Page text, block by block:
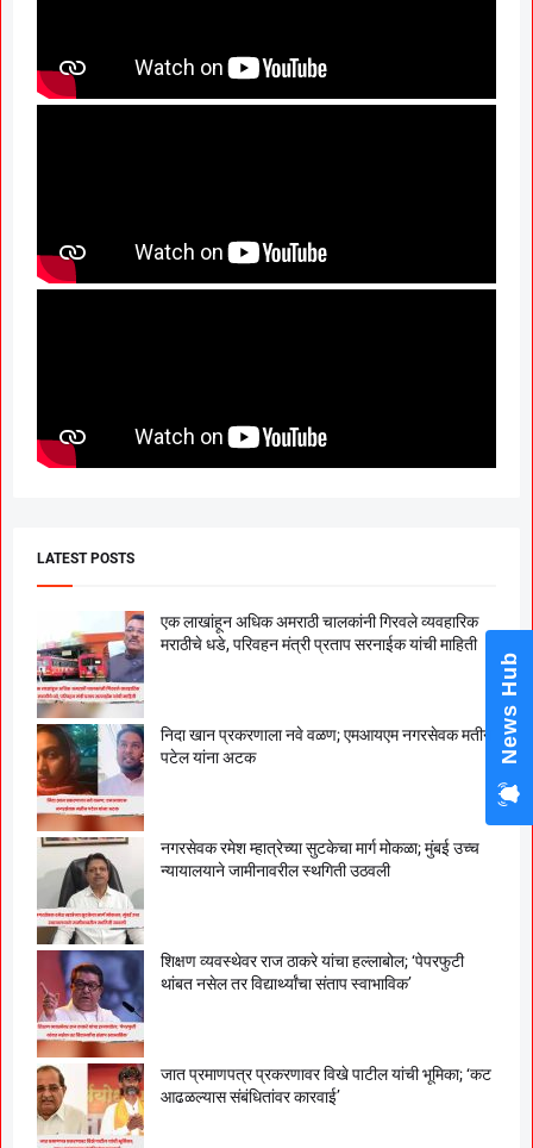
LATEST POSTS
एक लाखांहून अधिक अमराठी चालकांनी गिरवले व्यवहारिक
मराठीचे धडे, परिवहन मंत्री प्रताप सरनाईक यांची माहिती
निदा खान प्रकरणाला नवे वळण; एमआयएम नगरसेवक मतीन
पटेल यांना अटक
नगरसेवक रमेश म्हात्रेच्या सुटकेचा मार्ग मोकळा; मुंबई उच्च
न्यायालयाने जामीनावरील स्थगिती उठवली
शिक्षण व्यवस्थेवर राज ठाकरे यांचा हल्लाबोल; ‘पेपरफुटी
थांबत नसेल तर विद्यार्थ्यांचा संताप स्वाभाविक’
जात प्रमाणपत्र प्रकरणावर विखे पाटील यांची भूमिका; ‘कट
आढळल्यास संबंधितांवर कारवाई’
News Hub